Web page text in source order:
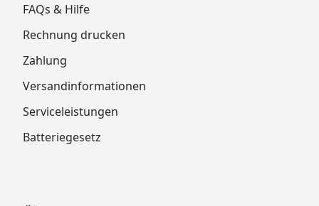
FAQs & Hilfe
Rechnung drucken
Zahlung
Versandinformationen
Serviceleistungen
Batteriegesetz